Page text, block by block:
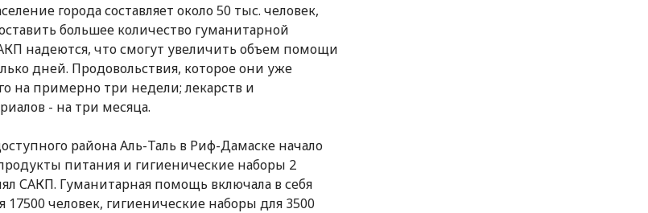
города составляет около 50 тыс. человек,
большее количество гуманитарной
надеются, что смогут увеличить объем помощи
дней. Продовольствия, которое они уже
на примерно три недели; лекарств и
- на три месяца.
района Аль-Таль в Риф-Дамаске начало
питания и гигиенические наборы 2
САКП. Гуманитарная помощь включала в себя
17500 человек, гигиенические наборы для 3500